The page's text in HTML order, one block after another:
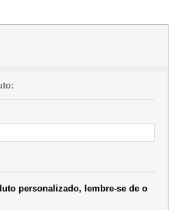
personalizado, lembre-se de o